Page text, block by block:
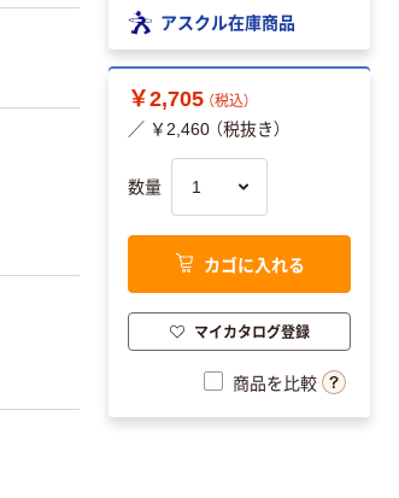
アスクル在庫商品
￥2,705 （税込）
／ ￥2,460 （税抜き）
数量
カゴに入れる
マイカタログ登録
商品を比較